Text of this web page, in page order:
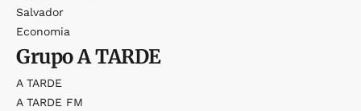
Salvador
Economia
GrupoA TARDE
A TARDE
A TARDE FM